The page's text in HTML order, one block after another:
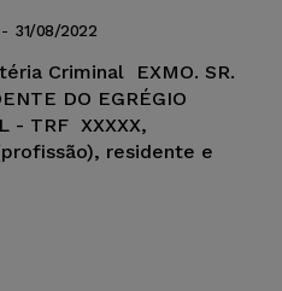
- 31/08/2022
Criminal EXMO. SR.
DO EGRÉGIO
- TRF XXXXX,
residente e